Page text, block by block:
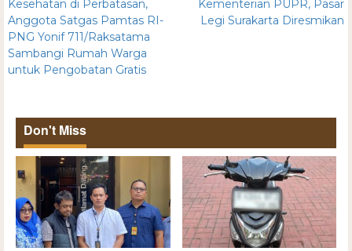
Kesehatan di Perbatasan,
Anggota Satgas Pamtas RI-
PNG Yonif 711/Raksatama
Sambangi Rumah Warga
untuk Pengobatan Gratis
Kementerian PUPR, Pasar
Legi Surakarta Diresmikan
Don't Miss